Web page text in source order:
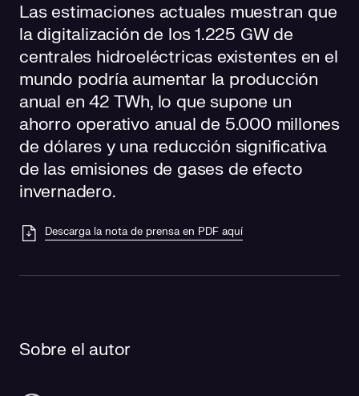
Las estimaciones actuales muestran que
la digitalización de los 1.225 GW de
centrales hidroeléctricas existentes en el
mundo podría aumentar la producción
anual en 42 TWh, lo que supone un
ahorro operativo anual de 5.000 millones
de dólares y una reducción significativa
de las emisiones de gases de efecto
invernadero.
Descarga la nota de prensa en PDF aquí
Sobre el autor